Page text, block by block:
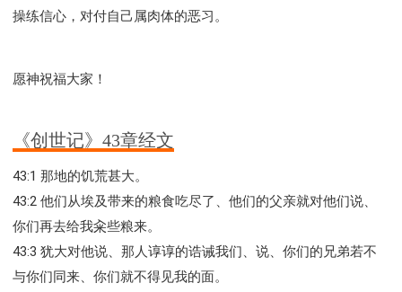
操练信心，对付自己属肉体的恶习。
愿神祝福大家！
《创世记》43章经文
43:1 那地的饥荒甚大。
43:2 他们从埃及带来的粮食吃尽了、他们的父亲就对他们说、
你们再去给我籴些粮来。
43:3 犹大对他说、那人谆谆的诰诫我们、说、你们的兄弟若不
与你们同来、你们就不得见我的面。